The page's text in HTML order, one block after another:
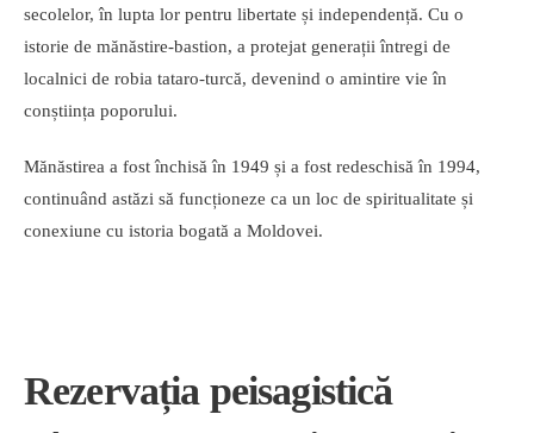
secolelor, în lupta lor pentru libertate și independență. Cu o
istorie de mănăstire-bastion, a protejat generații întregi de
localnici de robia tataro-turcă, devenind o amintire vie în
conștiința poporului.
Mănăstirea a fost închisă în 1949 și a fost redeschisă în 1994,
continuând astăzi să funcționeze ca un loc de spiritualitate și
conexiune cu istoria bogată a Moldovei.
Rezervația peisagistică